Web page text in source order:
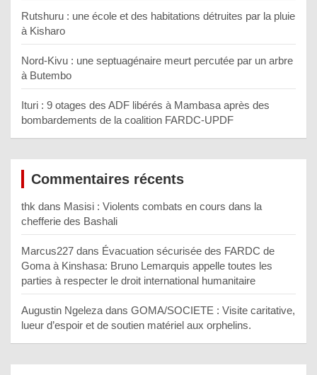
Rutshuru : une école et des habitations détruites par la pluie
à Kisharo
Nord-Kivu : une septuagénaire meurt percutée par un arbre
à Butembo
Ituri : 9 otages des ADF libérés à Mambasa après des
bombardements de la coalition FARDC-UPDF
Commentaires récents
thk dans Masisi : Violents combats en cours dans la
chefferie des Bashali
Marcus227 dans Évacuation sécurisée des FARDC de
Goma à Kinshasa: Bruno Lemarquis appelle toutes les
parties à respecter le droit international humanitaire
Augustin Ngeleza dans GOMA/SOCIETE : Visite caritative,
lueur d’espoir et de soutien matériel aux orphelins.